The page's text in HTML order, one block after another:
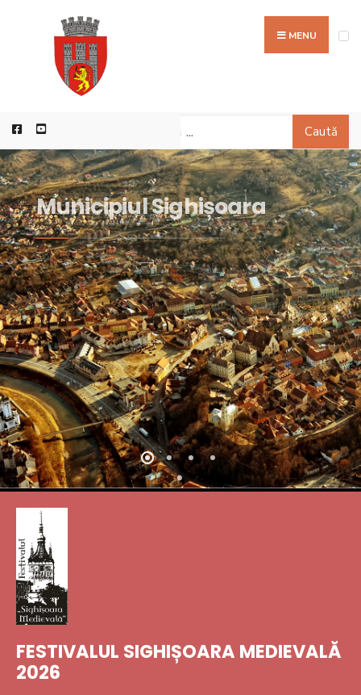
MENU
Caută
Municipiul Sighișoara
FESTIVALUL SIGHIȘOARA MEDIEVALĂ
2026